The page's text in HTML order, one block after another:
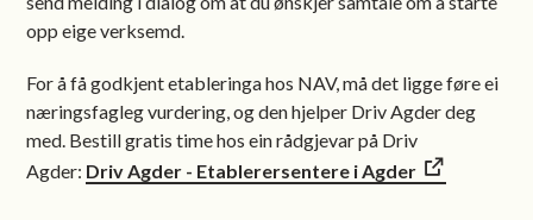
opp eige verksemd.
For å få godkjent etableringa hos NAV, må det ligge føre ei
næringsfagleg vurdering, og den hjelper Driv Agder deg
med. Bestill gratis time hos ein rådgjevar på Driv
Agder: Driv Agder - Etablerersentere i Agder